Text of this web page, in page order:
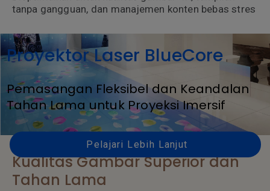
tanpa gangguan, dan manajemen konten bebas stres
Proyektor Laser BlueCore
Pemasangan Fleksibel dan Keandalan
Tahan Lama untuk Proyeksi Imersif
Pelajari Lebih Lanjut
Kualitas Gambar Superior dan
Tahan Lama